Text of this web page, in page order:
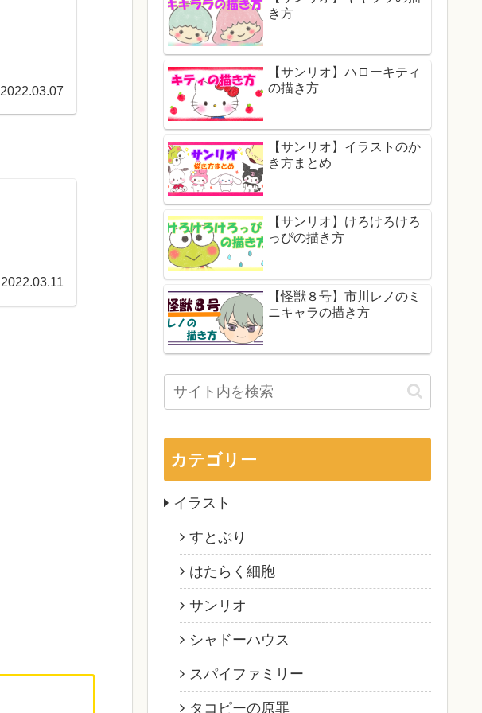
2022.03.07
2022.03.11
き方
【サンリオ】ハローキティ
の描き方
【サンリオ】イラストのか
き方まとめ
【サンリオ】けろけろけろ
っぴの描き方
【怪獣８号】市川レノのミ
ニキャラの描き方
カテゴリー
イラスト
すとぷり
はたらく細胞
サンリオ
シャドーハウス
スパイファミリー
タコピーの原罪